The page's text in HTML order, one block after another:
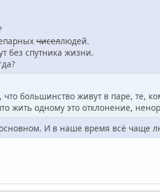
чиселлюдей.
без спутника жизни.
большинство живут в паре, те,
жить одному это отклонение,
И в наше время всё чаще